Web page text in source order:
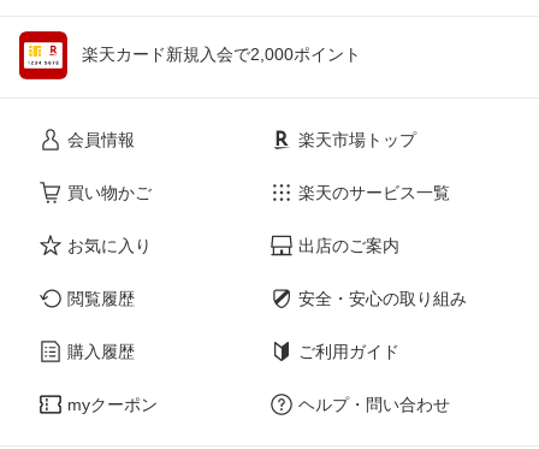
楽天カード新規入会で2,000ポイント
会員情報
買い物かご
お気に入り
閲覧履歴
購入履歴
myクーポン
楽天市場トップ
楽天のサービス一覧
出店のご案内
安全・安心の取り組み
ご利用ガイド
ヘルプ・問い合わせ